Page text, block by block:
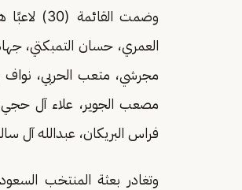
وضمت
العمري، حسان التمبكتي،
مجرشي، متعب الحربي، نواف
مصعب الجوير، علاء آل
فراس البريكان، عبدالله آل
وتغادر بعثة المنتخب